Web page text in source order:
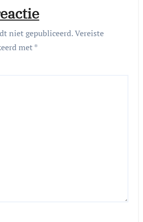
niet gepubliceerd.Vereiste
met*